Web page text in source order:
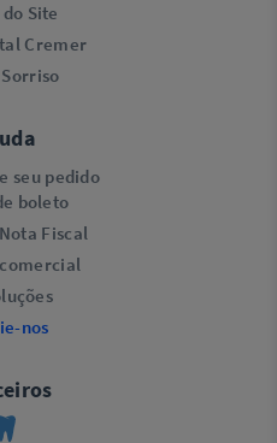
Site
Cremer
seu pedido
boleto
Fiscal
nos